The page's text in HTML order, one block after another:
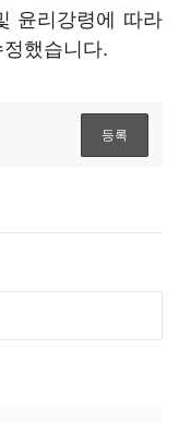
윤리강령에 따라
했습니다.